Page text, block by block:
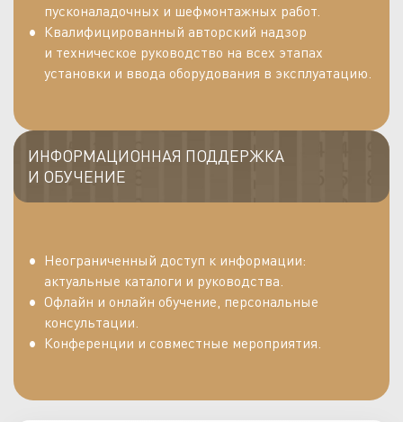
пусконаладочных и шефмонтажных работ.
Квалифицированный авторский надзор
и техническое руководство на всех этапах
установки и ввода оборудования в эксплуатацию.
ИНФОРМАЦИОННАЯ ПОДДЕРЖКА
И ОБУЧЕНИЕ
Неограниченный доступ к информации:
актуальные каталоги и руководства.
Офлайн и онлайн обучение, персональные
консультации.
Конференции и совместные мероприятия.